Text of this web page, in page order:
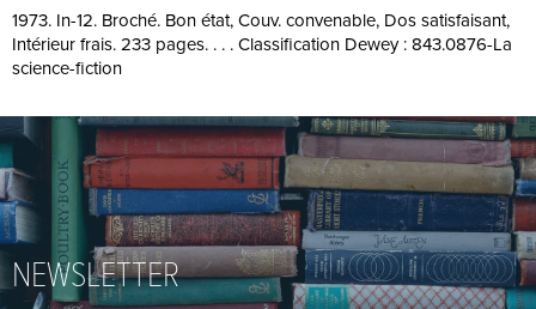
1973. In-12. Broché. Bon état, Couv. convenable, Dos satisfaisant,
Intérieur frais. 233 pages. . . . Classification Dewey : 843.0876-La
science-fiction
NEWSLETTER